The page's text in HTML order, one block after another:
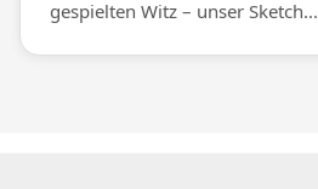
gespielten Witz – unser Sketch...